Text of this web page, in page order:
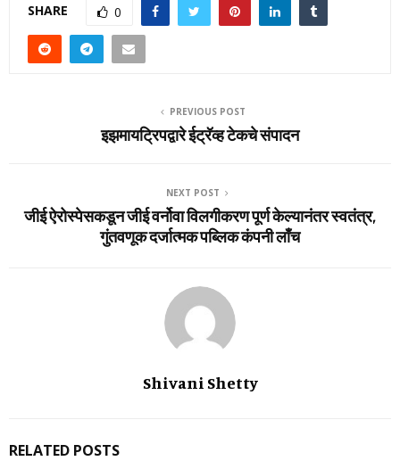
SHARE 0
PREVIOUS POST
इझमायट्रिपद्वारे ईट्रॅव्‍ह टेकचे संपादन
NEXT POST
जीई ऐरोस्‍पेसकडून जीई वर्नोवा विलगीकरण पूर्ण केल्‍यानंतर स्‍वतंत्र,
गुंतवणूक दर्जात्‍मक पब्लिक कंपनी लाँच
Shivani Shetty
RELATED POSTS